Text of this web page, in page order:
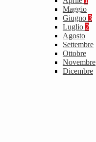
Maggio
Giugno 3
Luglio 2
Agosto
Settembre
Ottobre
Novembre
Dicembre